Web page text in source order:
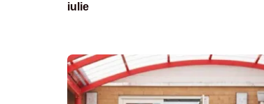
iulie